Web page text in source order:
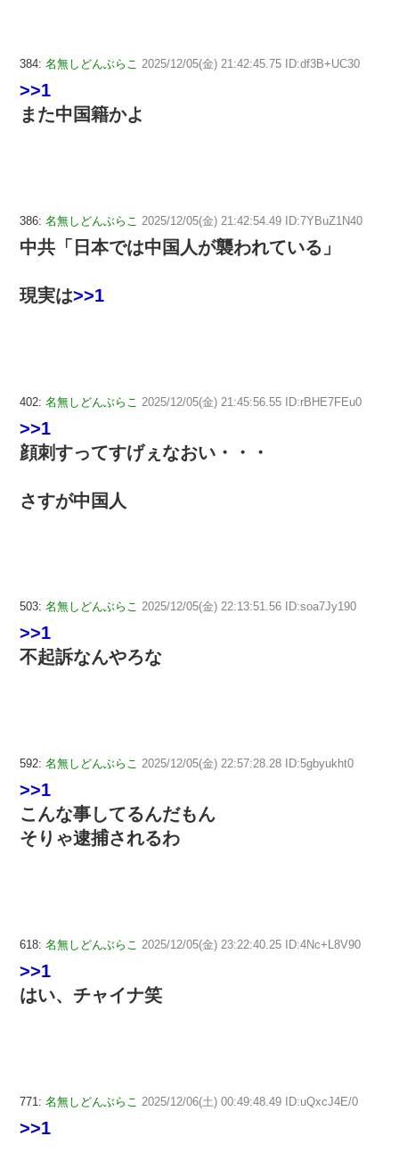
384: 名無しどんぶらこ 2025/12/05(金) 21:42:45.75 ID:df3B+UC30
>>1
また中国籍かよ
386: 名無しどんぶらこ 2025/12/05(金) 21:42:54.49 ID:7YBuZ1N40
中共「日本では中国人が襲われている」
現実は>>1
402: 名無しどんぶらこ 2025/12/05(金) 21:45:56.55 ID:rBHE7FEu0
>>1
顔刺すってすげぇなおい・・・
さすが中国人
503: 名無しどんぶらこ 2025/12/05(金) 22:13:51.56 ID:soa7Jy190
>>1
不起訴なんやろな
592: 名無しどんぶらこ 2025/12/05(金) 22:57:28.28 ID:5gbyukht0
>>1
こんな事してるんだもん
そりゃ逮捕されるわ
618: 名無しどんぶらこ 2025/12/05(金) 23:22:40.25 ID:4Nc+L8V90
>>1
はい、チャイナ笑
771: 名無しどんぶらこ 2025/12/06(土) 00:49:48.49 ID:uQxcJ4E/0
>>1